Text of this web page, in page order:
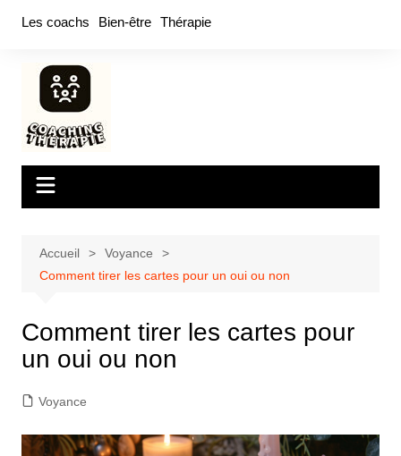
Les coachs Bien-être Thérapie
Accueil
Voyance
Comment tirer les cartes pour un oui ou non
Comment tirer les cartes pour
un oui ou non
Voyance